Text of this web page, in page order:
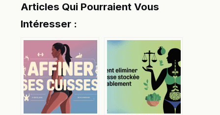
Articles Qui Pourraient Vous
Intéresser :